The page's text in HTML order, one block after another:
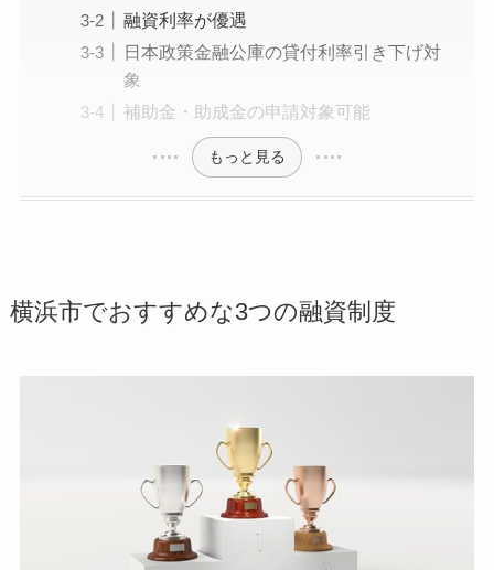
融資利率が優遇
日本政策金融公庫の貸付利率引き下げ対
象
補助金・助成金の申請対象可能
もっと見る
横浜市でおすすめな3つの融資制度